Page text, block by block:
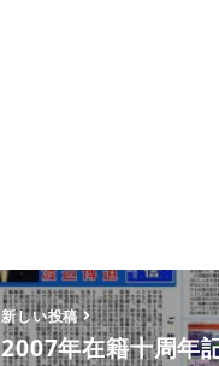
新しい投稿
2007年在籍十周年